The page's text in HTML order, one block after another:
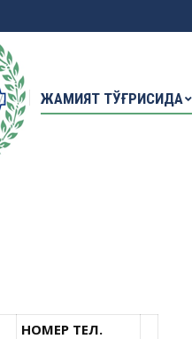
ЖАМИЯТ ТЎҒРИСИДА
НОМЕР ТЕЛ.